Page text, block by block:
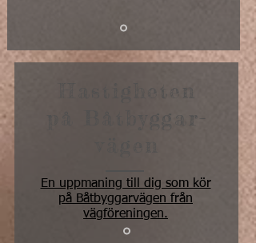
Hastigheten
på Båtbyggar-
En uppmaning till dig som kör
på Båtbyggarvägen från
vägföreningen.